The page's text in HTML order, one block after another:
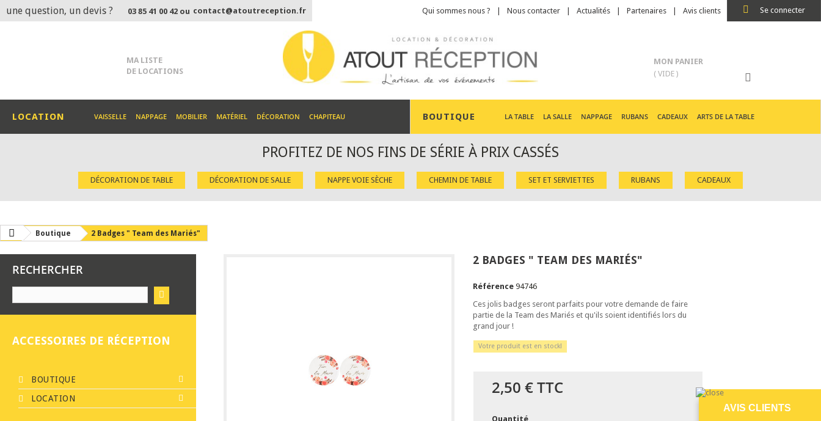
Se connecter
Qui sommes nous ? Nous contacter Actualités Partenaires Avis clients
une question, un devis ? 03 85 41 00 42 ou contact@atoutreception.fr
MA LISTE
DE LOCATIONS
MON PANIER
( VIDE )
LOCATION VAISSELLE NAPPAGE MOBILIER MATÉRIEL DÉCORATION CHAPITEAU BOUTIQUE LA TABLE LA SALLE NAPPAGE RUBANS CADEAUX ARTS DE LA TABLE
PROFITEZ DE NOS FINS DE SÉRIE À PRIX CASSÉS
DÉCORATION DE TABLE DÉCORATION DE SALLE NAPPE VOIE SÈCHE CHEMIN DE TABLE SET ET SERVIETTES RUBANS CADEAUX
Boutique 2 Badges " Team des Mariés"
RECHERCHER
ACCESSOIRES DE RÉCEPTION
BOUTIQUE
LOCATION
2 BADGES " TEAM DES MARIÉS"
Référence 94746
Ces jolis badges seront parfaits pour votre demande de faire
partie de la Team des Mariés et qu'ils soient identifiés lors du
grand jour !
Votre produit est en stock!
2,50 €TTC
Quantité
AVIS CLIENTS